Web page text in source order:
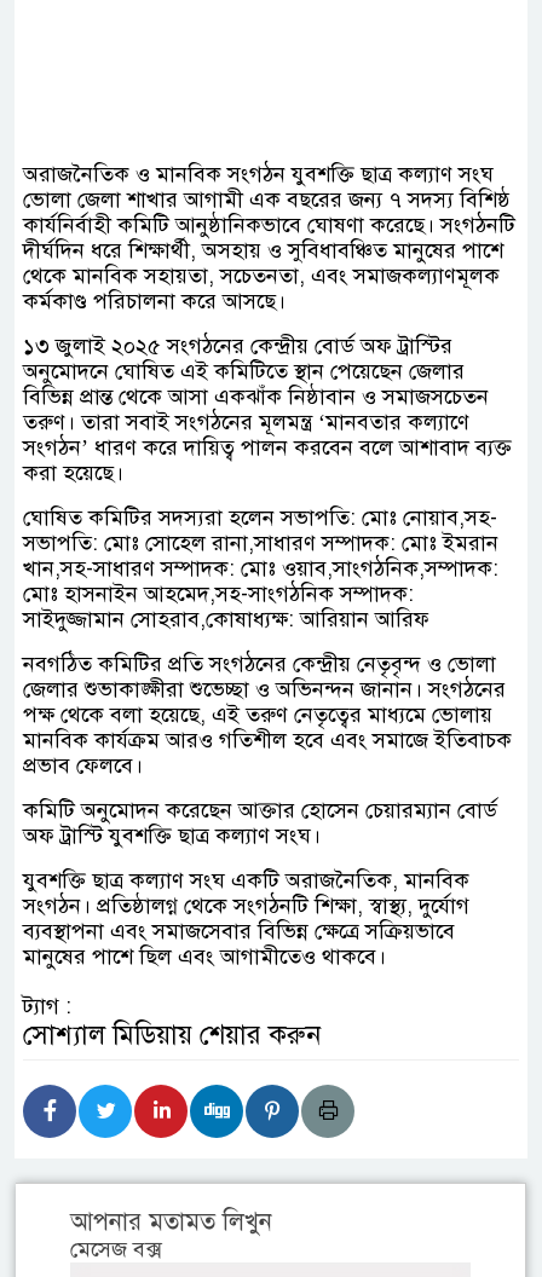
অরাজনৈতিক ও মানবিক সংগঠন যুবশক্তি ছাত্র কল্যাণ সংঘ
ভোলা জেলা শাখার আগামী এক বছরের জন্য ৭ সদস্য বিশিষ্ঠ
কার্যনির্বাহী কমিটি আনুষ্ঠানিকভাবে ঘোষণা করেছে। সংগঠনটি
দীর্ঘদিন ধরে শিক্ষার্থী, অসহায় ও সুবিধাবঞ্চিত মানুষের পাশে
থেকে মানবিক সহায়তা, সচেতনতা, এবং সমাজকল্যাণমূলক
কর্মকাণ্ড পরিচালনা করে আসছে।
১৩ জুলাই ২০২৫ সংগঠনের কেন্দ্রীয় বোর্ড অফ ট্রাস্টির
অনুমোদনে ঘোষিত এই কমিটিতে স্থান পেয়েছেন জেলার
বিভিন্ন প্রান্ত থেকে আসা একঝাঁক নিষ্ঠাবান ও সমাজসচেতন
তরুণ। তারা সবাই সংগঠনের মূলমন্ত্র ‘মানবতার কল্যাণে
সংগঠন’ ধারণ করে দায়িত্ব পালন করবেন বলে আশাবাদ ব্যক্ত
করা হয়েছে।
ঘোষিত কমিটির সদস্যরা হলেন সভাপতি: মোঃ নোয়াব,সহ-
সভাপতি: মোঃ সোহেল রানা,সাধারণ সম্পাদক: মোঃ ইমরান
খান,সহ-সাধারণ সম্পাদক: মোঃ ওয়াব,সাংগঠনিক,সম্পাদক:
মোঃ হাসনাইন আহমেদ,সহ-সাংগঠনিক সম্পাদক:
সাইদুজ্জামান সোহরাব,কোষাধ্যক্ষ: আরিয়ান আরিফ
নবগঠিত কমিটির প্রতি সংগঠনের কেন্দ্রীয় নেতৃবৃন্দ ও ভোলা
জেলার শুভাকাঙ্ক্ষীরা শুভেচ্ছা ও অভিনন্দন জানান। সংগঠনের
পক্ষ থেকে বলা হয়েছে, এই তরুণ নেতৃত্বের মাধ্যমে ভোলায়
মানবিক কার্যক্রম আরও গতিশীল হবে এবং সমাজে ইতিবাচক
প্রভাব ফেলবে।
কমিটি অনুমোদন করেছেন আক্তার হোসেন চেয়ারম্যান বোর্ড
অফ ট্রাস্টি যুবশক্তি ছাত্র কল্যাণ সংঘ।
যুবশক্তি ছাত্র কল্যাণ সংঘ একটি অরাজনৈতিক, মানবিক
সংগঠন। প্রতিষ্ঠালগ্ন থেকে সংগঠনটি শিক্ষা, স্বাস্থ্য, দুর্যোগ
ব্যবস্থাপনা এবং সমাজসেবার বিভিন্ন ক্ষেত্রে সক্রিয়ভাবে
মানুষের পাশে ছিল এবং আগামীতেও থাকবে।
ট্যাগ :
সোশ্যাল মিডিয়ায় শেয়ার করুন
আপনার মতামত লিখুন
মেসেজ বক্স